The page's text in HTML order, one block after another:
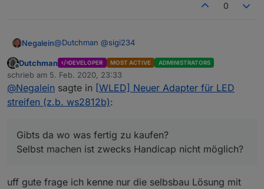
0
Negalein@Dutchman @sigi234
sorry für das kleine OT ;)
Gibts da wo was fertig zu kaufen?
Selbst machen ist zwecks Handicap nicht möglich?
Offline
Dutchman DEVELOPER MOST ACTIVE ADMINISTRATORS
schrieb am 5. Feb. 2020, 23:33
zuletzt editiert von
@Negalein sagte in [WLED] Neuer Adapter für LED
streifen (z.b. ws2812b):
Gibts da wo was fertig zu kaufen?
Selbst machen ist zwecks Handicap nicht möglich?
uff gute frage ich kenne nur die selbsbau Lösung mit